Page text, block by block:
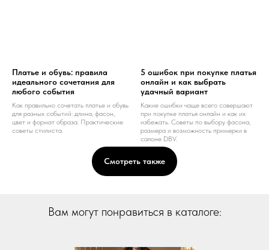
Платье и обувь: правила
идеального сочетания для
любого события
Как правильно сочетать платье и обувь
для разных событий: длина, фасон,
цвет и формат образа. Практические
советы стилиста.
5 ошибок при покупке платья
онлайн и как выбрать
удачный вариант
Какие ошибки чаще всего совершают
при покупке платья онлайн и как их
избежать. Советы по выбору фасона,
размера и возможность примерки в
салоне DBV.
Смотреть также
Вам могут понравиться в каталоге: